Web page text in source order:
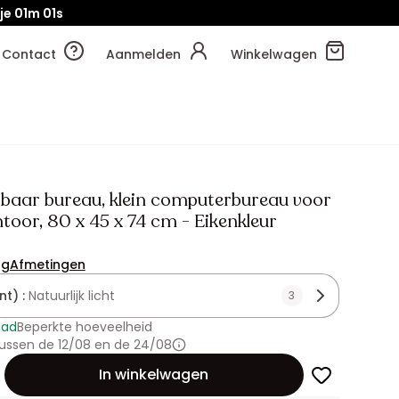
00m 58s
Contact Aanmelden Winkelwagen
bureau, klein computerbureau voor
80 x 45 x 74 cm - Eikenkleur
Afmetingen
: Natuurlijk licht 3
Beperkte hoeveelheid
de 12/08 en de 24/08
In winkelwagen